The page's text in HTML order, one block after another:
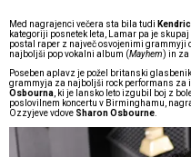
Med nagrajenci večera sta bila tudi
kategoriji posnetek leta, Lamar pa je
postal raper z največ osvojenimi grammyji
najboljši pop vokalni album (Mayhem) in za
Poseben aplavz je požel britanski glasbenik
grammyja za najboljši rock performans za
Osbourna , ki je lansko leto izgubil boj z
poslovilnem koncertu v Birminghamu,
Ozzyjeve vdove Sharon Osbourne